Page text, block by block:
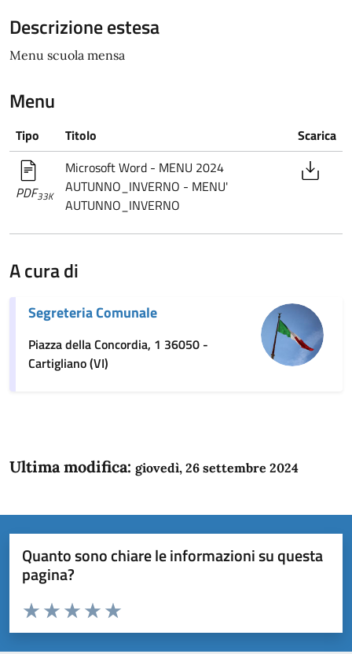
Descrizione estesa
Menu scuola mensa
Menu
Tipo Titolo Scarica
PDF33K
Microsoft Word - MENU 2024
AUTUNNO_INVERNO - MENU'
AUTUNNO_INVERNO
A cura di
Segreteria Comunale
Piazza della Concordia, 1 36050 -
Cartigliano (VI)
Ultima modifica: giovedì, 26 settembre 2024
Quanto sono chiare le informazioni su questa
pagina?
Domanda
Valuta da 1 a 5 stelle la pagina
Valuta 5 stelle su 5
Valuta 4 stelle su 5
Valuta 3 stelle su 5
Valuta 2 stelle su 5
Valuta 1 stelle su 5